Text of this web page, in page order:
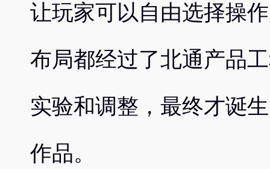
让玩家可以自由选择操
布局都经过了北通产品
实验和调整，最终才诞
作品。